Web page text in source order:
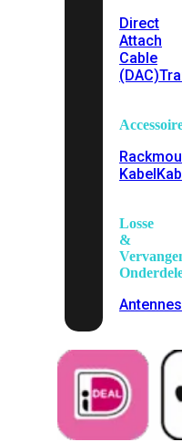
Direct
Attach
Cable
(DAC)
Kabel
Losse
&
Antennes